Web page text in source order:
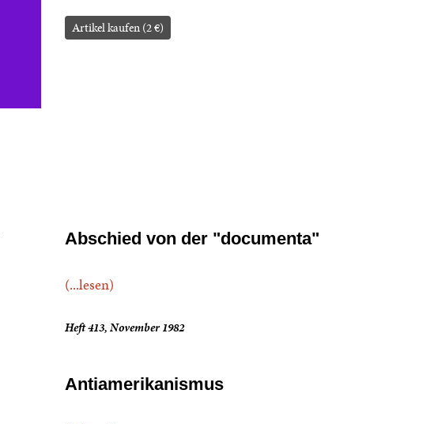
Artikel kaufen (2 €)
Abschied von der "documenta"
(...lesen)
Heft 413, November 1982
Antiamerikanismus